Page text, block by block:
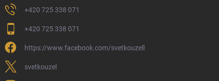
+420 725 338 071
+420 725 338 071
https://www.facebook.com/svetkouzell
svetkouzel